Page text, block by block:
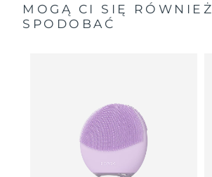
MOGĄ CI SIĘ RÓWNIEŻ
SPODOBAĆ